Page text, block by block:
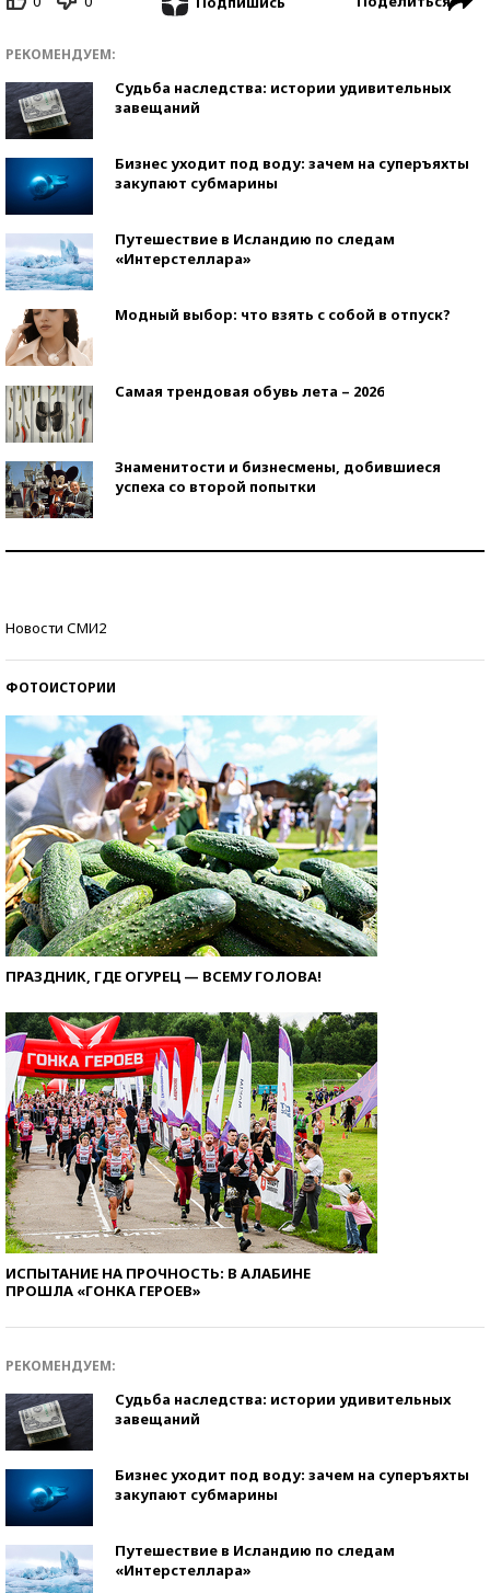
РЕКОМЕНДУЕМ:
Судьба наследства: истории удивительных
завещаний
Бизнес уходит под воду: зачем на суперъяхты
закупают субмарины
Путешествие в Исландию по следам
«Интерстеллара»
Модный выбор: что взять с собой в отпуск?
Самая трендовая обувь лета – 2026
Знаменитости и бизнесмены, добившиеся
успеха со второй попытки
Новости СМИ2
ФОТОИСТОРИИ
ПРАЗДНИК, ГДЕ ОГУРЕЦ — ВСЕМУ ГОЛОВА!
ИСПЫТАНИЕ НА ПРОЧНОСТЬ: В АЛАБИНЕ
ПРОШЛА «ГОНКА ГЕРОЕВ»
РЕКОМЕНДУЕМ:
Судьба наследства: истории удивительных
завещаний
Бизнес уходит под воду: зачем на суперъяхты
закупают субмарины
Путешествие в Исландию по следам
«Интерстеллара»